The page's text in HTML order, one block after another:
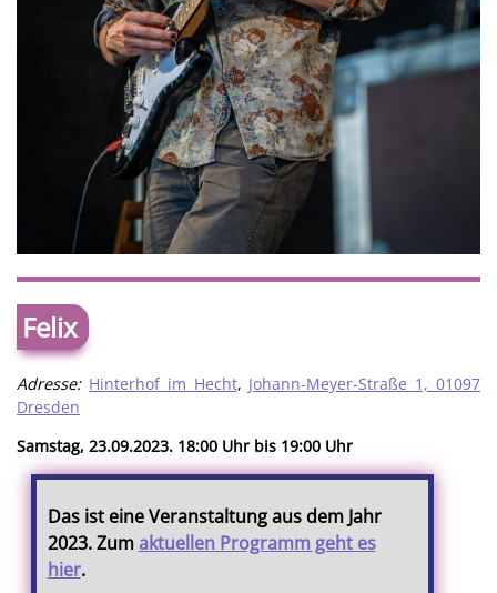
Felix
Adresse: Hinterhof im Hecht, Johann-Meyer-Straße 1, 01097
Dresden
Samstag, 23.09.2023. 18:00 Uhr bis 19:00 Uhr
Das ist eine Veranstaltung aus dem Jahr
2023. Zumaktuellen Programm geht es
hier.